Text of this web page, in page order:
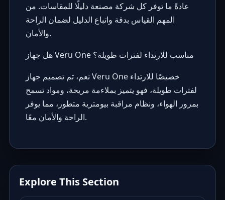
عادةً ما توفر كل شركة مصنعة دليلًا للمقاسات. من
المهم القياس بدقة واتباع الدليل لضمان الراحة
والأمان.
هل جهاز Veru One مناسب للارتداء لفترات طويلة؟
نعم، تم تصميم جهاز Veru One خصيصًا للارتداء
لفترات طويلة، فهو يتميز بملاءمة مريحة، ومواد تسمح
بمرور الهواء، ونظام مراقبة بيومترية متطور، مما يوفر
الراحة والأمان معًا.
Explore This Section